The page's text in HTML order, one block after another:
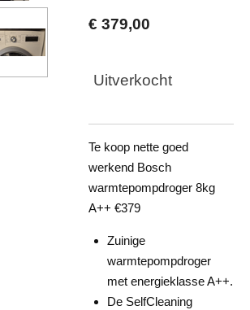
€ 379,00
Uitverkocht
Te koop nette goed
werkend Bosch
warmtepompdroger 8kg
A++ €379
Zuinige
warmtepompdroger
met energieklasse A++.
De SelfCleaning